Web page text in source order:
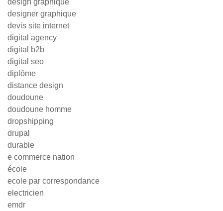
design graphique
designer graphique
devis site internet
digital agency
digital b2b
digital seo
diplôme
distance design
doudoune
doudoune homme
dropshipping
drupal
durable
e commerce nation
école
ecole par correspondance
electricien
emdr